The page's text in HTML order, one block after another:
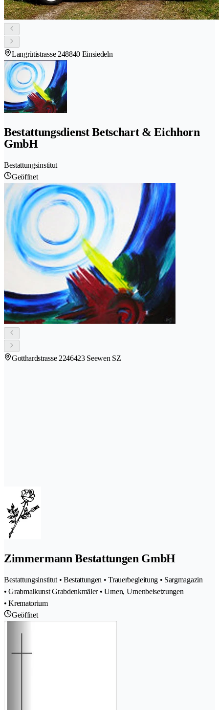
Langrütistrasse 248840 Einsiedeln
Bestattungsdienst Betschart & Eichhorn
GmbH
Bestattungsinstitut
Geöffnet
Gotthardstrasse 2246423 Seewen SZ
Zimmermann Bestattungen GmbH
Bestattungsinstitut • Bestattungen • Trauerbegleitung • Sargmagazin
• Grabmalkunst Grabdenkmäler • Urnen, Urnenbeisetzungen
• Krematorium
Geöffnet